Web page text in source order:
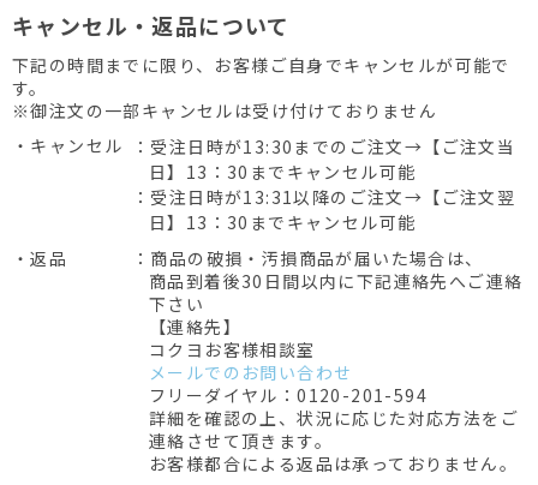
キャンセル・返品について
下記の時間までに限り、お客様ご自身でキャンセルが可能で
す。
※御注文の一部キャンセルは受け付けておりません
・キャンセル
：受注日時が13:30までのご注文→【ご注文当
日】13：30までキャンセル可能
：受注日時が13:31以降のご注文→【ご注文翌
日】13：30までキャンセル可能
・返品
：商品の破損・汚損商品が届いた場合は、
商品到着後30日間以内に下記連絡先へご連絡
下さい
【連絡先】
コクヨお客様相談室
メールでのお問い合わせ
フリーダイヤル：0120-201-594
詳細を確認の上、状況に応じた対応方法をご
連絡させて頂きます。
お客様都合による返品は承っておりません。